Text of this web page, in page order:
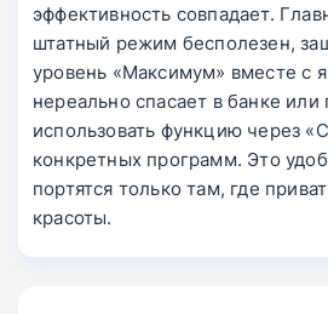
эффективность совпадает.
штатный режим бесполезен,
уровень «Максимум» вместе с
нереально спасает в банке
использовать функцию через
конкретных программ. Это
портятся только там, где
красоты.